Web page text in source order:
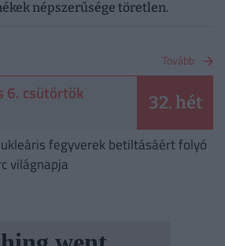
népszerűsége töretlen.
Tovább
6. csütörtök 32. hét
fegyverek betiltásáért folyó
világnapja